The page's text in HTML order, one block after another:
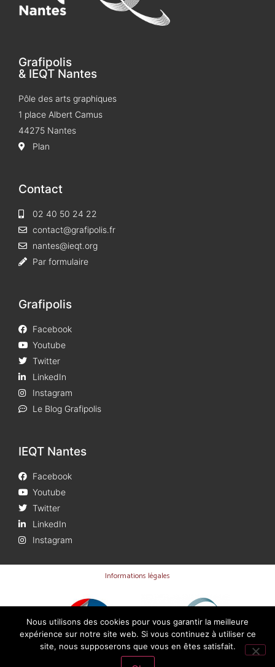
Grafipolis
& IEQT Nantes
Pôle des arts graphiques
1 place Albert Camus
44275 Nantes
Plan
Contact
02 40 50 24 22
contact@grafipolis.fr
nantes@ieqt.org
Par formulaire
Grafipolis
Facebook
Youtube
Twitter
LinkedIn
Instagram
Le Blog Grafipolis
IEQT Nantes
Facebook
Youtube
Twitter
LinkedIn
Instagram
Informations légales
Nous utilisons des cookies pour vous garantir la meilleure
expérience sur notre site web. Si vous continuez à utiliser ce
site, nous supposerons que vous en êtes satisfait.